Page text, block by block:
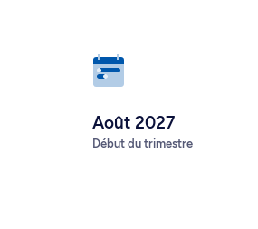
Août 2027
Début du trimestre